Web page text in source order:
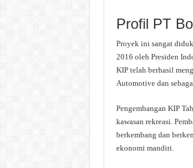
Profil PT
Proyek ini sangat
2016 oleh Presiden
KIP telah berhasil
Automotive dan
Pengembangan KIP
kawasan rekreasi.
berkembang dan
ekonomi mandiri.